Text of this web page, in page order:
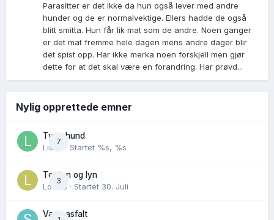
Parasitter er det ikke da hun også lever med andre
hunder og de er normalvektige. Ellers hadde de også
blitt smitta. Hun får lik mat som de andre. Noen ganger
er det mat fremme hele dagen mens andre dager blir
det spist opp. Har ikke merka noen forskjell men gjør
dette for at det skal være en forandring. Har prøvd...
Nylig opprettede emner
7
Tynn hund
Lisen
· Startet %s, %s
3
Torden og lyn
Lovise · Startet 30. Juli
Varm asfalt